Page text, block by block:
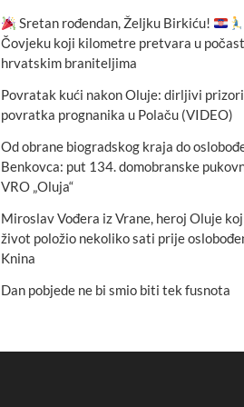
Sretan rođendan, Željku Birkiću!
Čovjeku koji kilometre pretvara u počast
hrvatskim braniteljima
Povratak kući nakon Oluje: dirljivi prizori
povratka prognanika u Polaču (VIDEO)
Od obrane biogradskog kraja do
Benkovca: put 134. domobranske
VRO „Oluja“
Miroslav Vođera iz Vrane, heroj Oluje
život položio nekoliko sati prije
Knina
Dan pobjede ne bi smio biti tek fusnota